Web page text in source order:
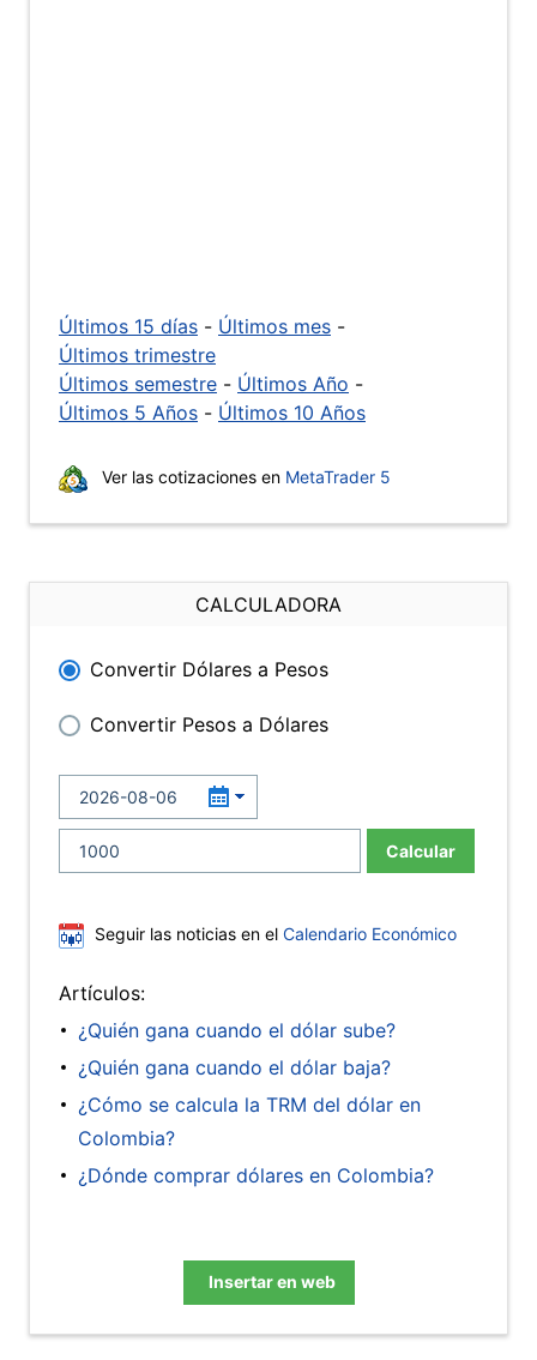
Últimos 15 días - Últimos mes -
Últimos trimestre
Últimos semestre - Últimos Año -
Últimos 5 Años - Últimos 10 Años
Ver las cotizaciones en MetaTrader 5
CALCULADORA
Convertir Dólares a Pesos
Convertir Pesos a Dólares
Calcular
Seguir las noticias en el Calendario Económico
Artículos:
¿Quién gana cuando el dólar sube?
¿Quién gana cuando el dólar baja?
¿Cómo se calcula la TRM del dólar en
Colombia?
¿Dónde comprar dólares en Colombia?
Insertar en web